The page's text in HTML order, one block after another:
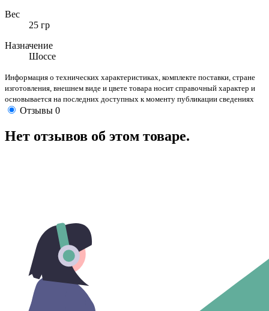
Вес
25 гр
Назначение
Шоссе
Информация о технических характеристиках, комплекте поставки, стране
изготовления, внешнем виде и цвете товара носит справочный характер и
основывается на последних доступных к моменту публикации сведениях
Отзывы 0
Нет отзывов об этом товаре.